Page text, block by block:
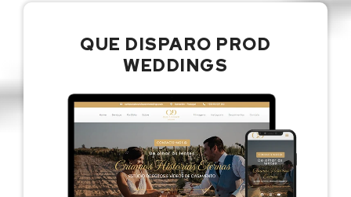
QUE DISPARO PROD
WEDDINGS